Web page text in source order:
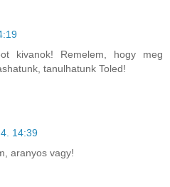
kivanok! Remelem, hogy meg
tanulhatunk Toled!
14:39
aranyos vagy!